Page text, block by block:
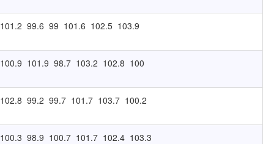
101.2 99.6 99 101.6 102.5 103.9
100.9 101.9 98.7 103.2 102.8 100
102.8 99.2 99.7 101.7 103.7 100.2
100.3 98.9 100.7 101.7 102.4 103.3